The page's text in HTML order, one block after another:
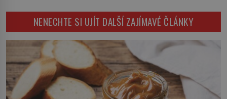
tisíce let. V dobách, kdy ještě
neexistují antibiotika ani anestezie,
se odvážní lékaři pokoušejí vracet
lidem tváře znetvořené válkou,
tresty nebo nehodami. Jejich
metody jsou překvapivě
promyšlené a některé principy
používají chirurgové dodnes. Úplně
první […]
NENECHTE SI UJÍT DALŠÍ ZAJÍMAVÉ ČLÁNKY